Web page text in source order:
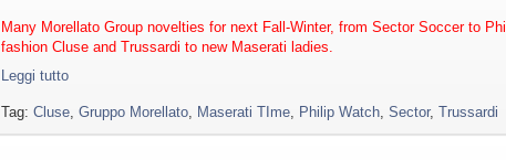
Many Morellato Group novelties for next Fall-Winter, from Sector Soccer to
fashion Cluse and Trussardi to new Maserati ladies.
Leggi tutto
Tag: Cluse Gruppo Morellato Maserati TIme Philip Watch Sector, Trussardi